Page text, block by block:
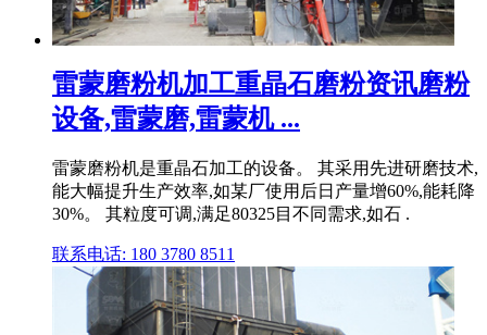
雷蒙磨粉机加工重晶石磨粉资讯磨粉
设备,雷蒙磨,雷蒙机 ...
雷蒙磨粉机是重晶石加工的设备。 其采用先进研磨技术,
能大幅提升生产效率,如某厂使用后日产量增60%,能耗降
30%。 其粒度可调,满足80325目不同需求,如石 .
联系电话: 180 3780 8511